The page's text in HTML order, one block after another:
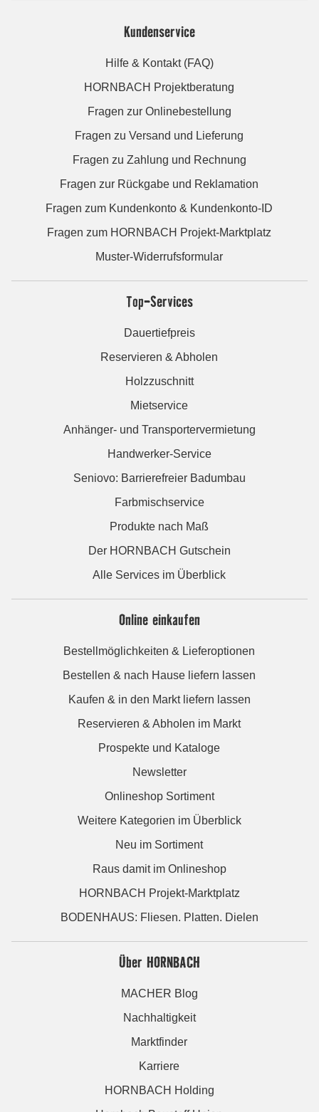
Kundenservice
Hilfe & Kontakt (FAQ)
HORNBACH Projektberatung
Fragen zur Onlinebestellung
Fragen zu Versand und Lieferung
Fragen zu Zahlung und Rechnung
Fragen zur Rückgabe und Reklamation
Fragen zum Kundenkonto & Kundenkonto-ID
Fragen zum HORNBACH Projekt-Marktplatz
Muster-Widerrufsformular
Top-Services
Dauertiefpreis
Reservieren & Abholen
Holzzuschnitt
Mietservice
Anhänger- und Transportervermietung
Handwerker-Service
Seniovo: Barrierefreier Badumbau
Farbmischservice
Produkte nach Maß
Der HORNBACH Gutschein
Alle Services im Überblick
Online einkaufen
Bestellmöglichkeiten & Lieferoptionen
Bestellen & nach Hause liefern lassen
Kaufen & in den Markt liefern lassen
Reservieren & Abholen im Markt
Prospekte und Kataloge
Newsletter
Onlineshop Sortiment
Weitere Kategorien im Überblick
Neu im Sortiment
Raus damit im Onlineshop
HORNBACH Projekt-Marktplatz
BODENHAUS: Fliesen. Platten. Dielen
Über HORNBACH
MACHER Blog
Nachhaltigkeit
Marktfinder
Karriere
HORNBACH Holding